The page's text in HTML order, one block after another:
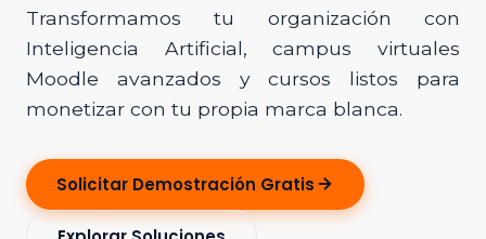
Transformamos tu organización con
Inteligencia Artificial, campus virtuales
Moodle avanzados y cursos listos para
monetizar con tu propia marca blanca.
Solicitar Demostración Gratis